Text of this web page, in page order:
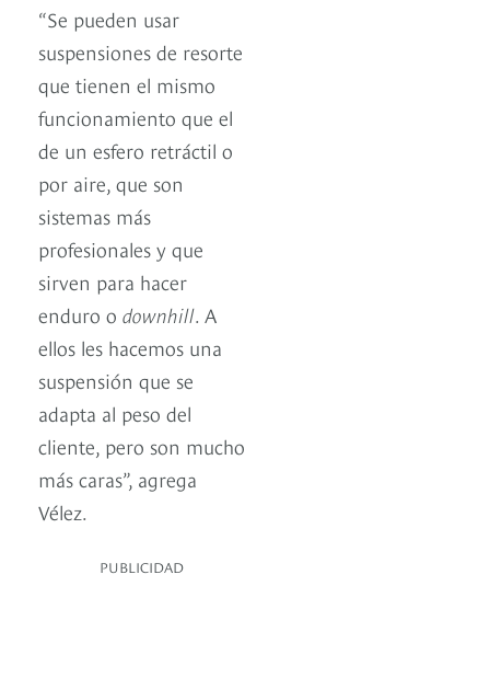
“Se pueden usar
suspensiones de resorte
que tienen el mismo
funcionamiento que el
de un esfero retráctil o
por aire, que son
sistemas más
profesionales y que
sirven para hacer
enduro o downhill . A
ellos les hacemos una
suspensión que se
adapta al peso del
cliente, pero son mucho
más caras”, agrega
Vélez.
PUBLICIDAD